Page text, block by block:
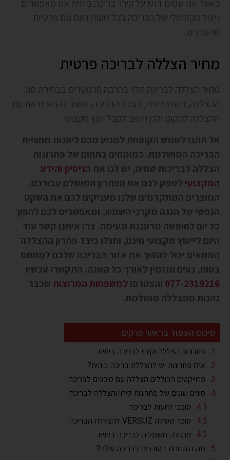
כאשר אנו שמים דגש על קירוי בריכה ביתית אנו מאפשרים
ניצול מקסימלי של הבריכה בכל שעות היום וגם פרטיות
מהשכנים.
מחיר הצללה לבריכה פרטית
מחיר הצללה לבריכה תלוי בהרבה פרמטרים בבחירת סוג
ההצללה, חשמלי ידני, בגודל הבריכה, חשוב להתאים את סוג
ההצללה למקום ולכן חשוב לקבל יעוץ מקצועי.
אל תתנו לשמש הקופחת למנוע מכם ליהנות מחוויית
הבריכה המושלמת. כמומחים בתחום של פתרונות
הצללה לבריכות שחיה, יש לנו את הניסיון והידע
המקצועי לספק לכם את הפתרון המושלם עבורכם.
המוצרים המתקדמים שלנו מעניקים לכם את השקט
הנפשי של הגנה מקרני השמש, ומאפשרים לכם להפוך
כל יום לחופשה מרעננת ונעימה. צרו איתנו קשר עוד
היום לייעוץ מקצועי חינם, ותגלו כיצד פתרון ההצללה
המתאים יכול להפוך את אזור הבריכה שלכם למתחם
בטוח, נעים ומזמין לאורך כל השנה. התקשרו עכשיו
077-2319216 והצטרפו למשפחות המרוצות שכבר
נהנות מהצללה מושלמת.
סיכום העמוד בראשי פרקים
פתרונות הצללה וקירוי לבריכה ביתית
אילו פתרונות יש להצללת בריכה ביתית?
פרוייקטים הכוללים הצללה עם סוככים לבריכה
סוגים שונים של פתרונות קירוי והצללה לבריכה
סוככי זרועות לבריכה
סוכך מסילה VERSUZ להצללת הבריכה
פרגולה חשמלית לבריכה ביתית
מה היתרונות בסוככים לבריכה שלנו?